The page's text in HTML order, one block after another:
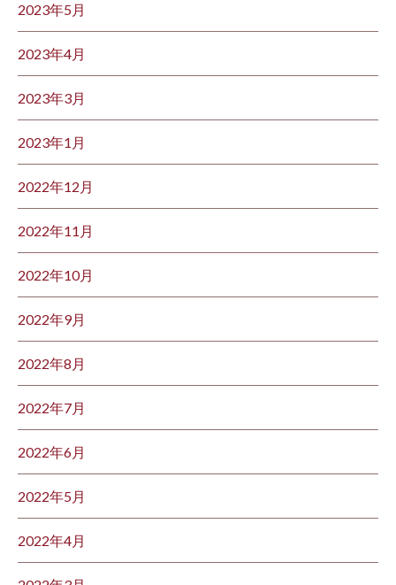
2023年5月
2023年4月
2023年3月
2023年1月
2022年12月
2022年11月
2022年10月
2022年9月
2022年8月
2022年7月
2022年6月
2022年5月
2022年4月